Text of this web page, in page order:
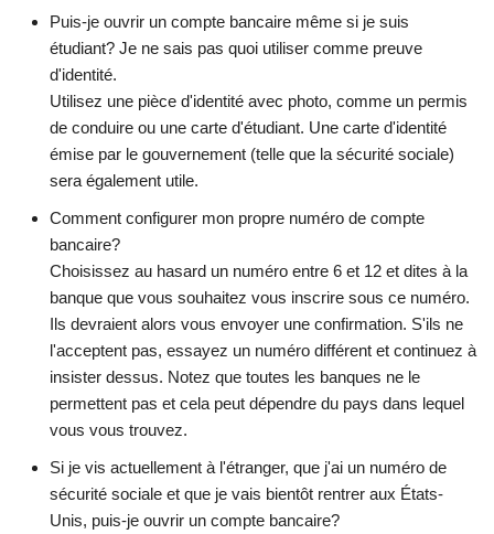
Puis-je ouvrir un compte bancaire même si je suis
étudiant? Je ne sais pas quoi utiliser comme preuve
d'identité.
Utilisez une pièce d'identité avec photo, comme un permis
de conduire ou une carte d'étudiant. Une carte d'identité
émise par le gouvernement (telle que la sécurité sociale)
sera également utile.
Comment configurer mon propre numéro de compte
bancaire?
Choisissez au hasard un numéro entre 6 et 12 et dites à la
banque que vous souhaitez vous inscrire sous ce numéro.
Ils devraient alors vous envoyer une confirmation. S'ils ne
l'acceptent pas, essayez un numéro différent et continuez à
insister dessus. Notez que toutes les banques ne le
permettent pas et cela peut dépendre du pays dans lequel
vous vous trouvez.
Si je vis actuellement à l'étranger, que j'ai un numéro de
sécurité sociale et que je vais bientôt rentrer aux États-
Unis, puis-je ouvrir un compte bancaire?